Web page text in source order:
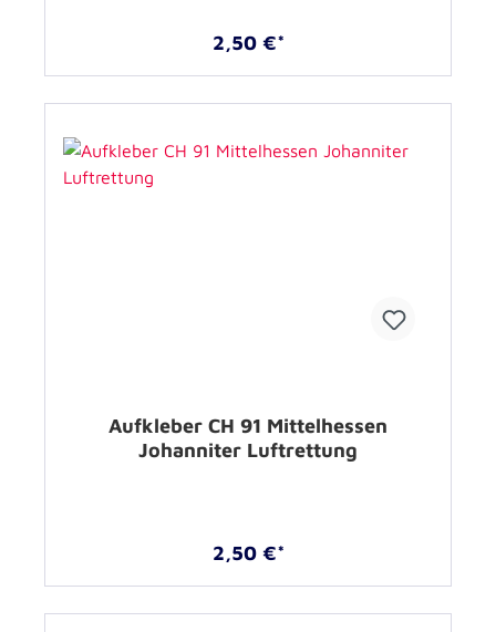
2,50 €*
Aufkleber CH 91 Mittelhessen
Johanniter Luftrettung
2,50 €*